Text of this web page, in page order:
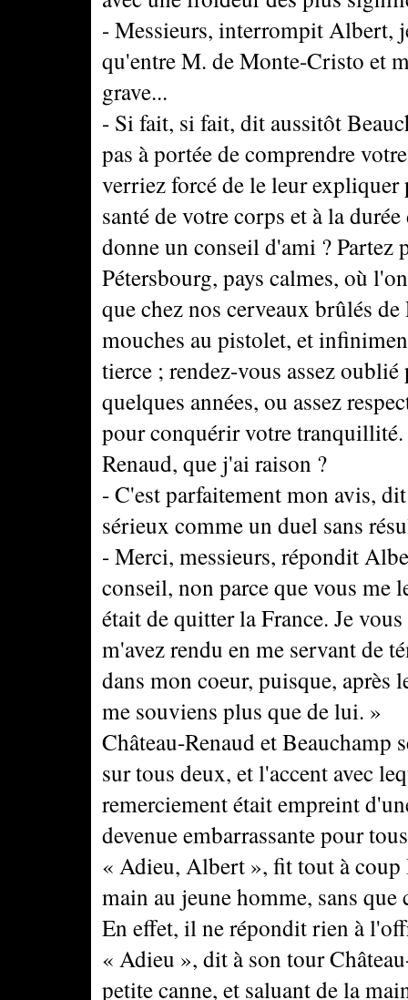
- Messieurs, interrompit Albert,
qu'entre M. de Monte-Cristo et
grave...
- Si fait, si fait, dit aussitôt
pas à portée de comprendre
verriez forcé de le leur
santé de votre corps et à la
donne un conseil d'ami ? Partez
Pétersbourg, pays calmes, où
que chez nos cerveaux brûlés
mouches au pistolet, et
tierce ; rendez-vous assez
quelques années, ou assez
pour conquérir votre tranquillité.
Renaud, que j'ai raison ?
- C'est parfaitement mon avis,
sérieux comme un duel sans
- Merci, messieurs, répondit
conseil, non parce que vous me
était de quitter la France. Je
m'avez rendu en me servant de
dans mon coeur, puisque, après
me souviens plus que de lui. »
Château-Renaud et Beauchamp
sur tous deux, et l'accent avec
remerciement était empreint
devenue embarrassante pour
« Adieu, Albert », fit tout à coup
main au jeune homme, sans
En effet, il ne répondit rien à
« Adieu », dit à son tour
petite canne, et saluant de la